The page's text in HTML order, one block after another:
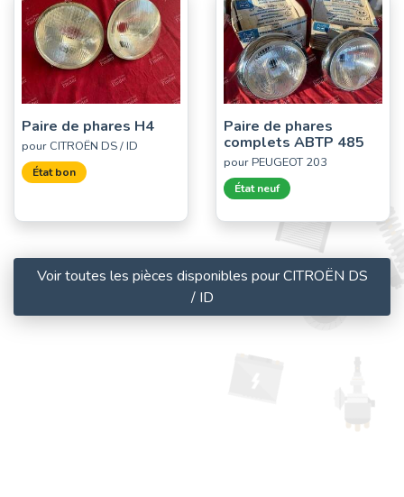
Paire de phares H4
pour CITROËN DS / ID
État bon
Paire de phares
complets ABTP 485
pour PEUGEOT 203
État neuf
Voir toutes les pièces disponibles pour CITROËN DS
/ ID